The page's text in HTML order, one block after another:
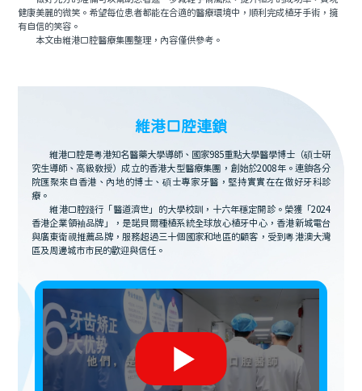
健康美麗的微笑。希望每位患者都能在合適的醫療環境中，順利完成植牙手術，擁
有自信的笑容。
本文由維港口腔醫療集團整理，內容僅供參考。
維港口腔連鎖
維港口腔是粵港知名醫藥大學導師、國家985重點大學醫學博士（碩士研
究生導師、高級教授）成立的香港大型醫療集團，創始於2008年。連鎖各分
院匯聚來自香港、內地的博士、碩士專家牙醫，堅持實實在在做好牙科診
療。
維港口腔踐行「醫道濟世」的大學校訓，十六年穩定開診。榮獲「2024
香港企業領袖品牌」，是諾貝爾種植系統全球放心植牙中心，香港新城電台
與廣東衛視推薦品牌，服務超過三十個國家和地區的顧客，受到粵港澳大灣
區及周邊城市市民的歡迎與信任。